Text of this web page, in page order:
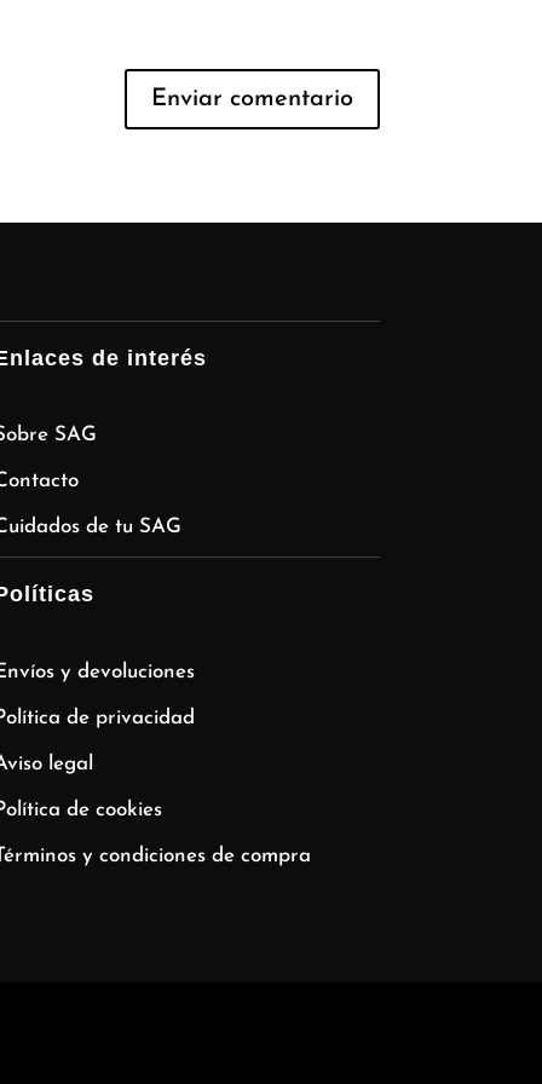
de interés
SAG
de tu SAG
y devoluciones
de privacidad
legal
de cookies
y condiciones de compra